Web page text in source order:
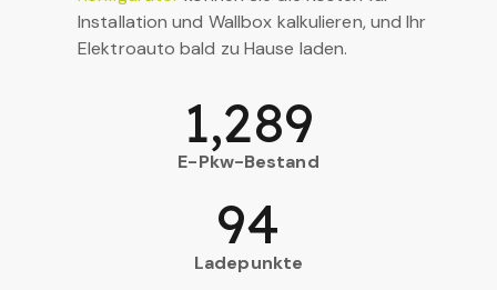
Installation und Wallbox kalkulieren, und Ihr
Elektroauto bald zu Hause laden.
E-Pkw-Bestand
1,289
Ladepunkte
94